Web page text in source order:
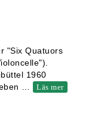
"Six Quatuors
1960
Läs mer